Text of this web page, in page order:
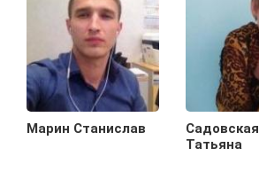
Марин Станислав
Садовская
Татьяна